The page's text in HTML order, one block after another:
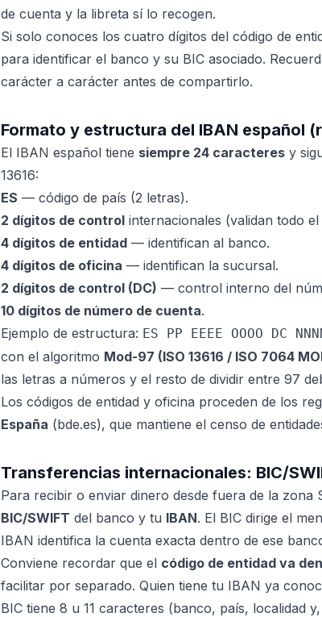
de cuenta y la libreta sí lo recogen.
Si solo conoces los cuatro dígitos del código de
para identificar el banco y su BIC asociado.
carácter a carácter antes de compartirlo.
Formato y estructura del IBAN español
El IBAN español tiene siempre 24 caracteres y
13616:
ES — código de país (2 letras).
2 dígitos de control internacionales (validan todo
4 dígitos de entidad — identifican al banco.
4 dígitos de oficina — identifican la sucursal.
2 dígitos de control (DC) — control interno del
10 dígitos de número de cuenta.
Ejemplo de estructura: ES PP EEEE OOOO DC
con el algoritmo Mod-97 (ISO 13616 / ISO 7064
las letras a números y el resto de dividir entre 97
Los códigos de entidad y oficina proceden de los
España (bde.es), que mantiene el censo de
Transferencias internacionales: BIC/
Para recibir o enviar dinero desde fuera de la zona
BIC/SWIFT del banco y tu IBAN. El BIC dirige el
IBAN identifica la cuenta exacta dentro de ese
Conviene recordar que el código de entidad va
facilitar por separado. Quien tiene tu IBAN ya
BIC tiene 8 u 11 caracteres (banco, país, localidad